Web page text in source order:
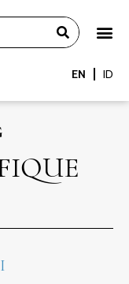
EN ID